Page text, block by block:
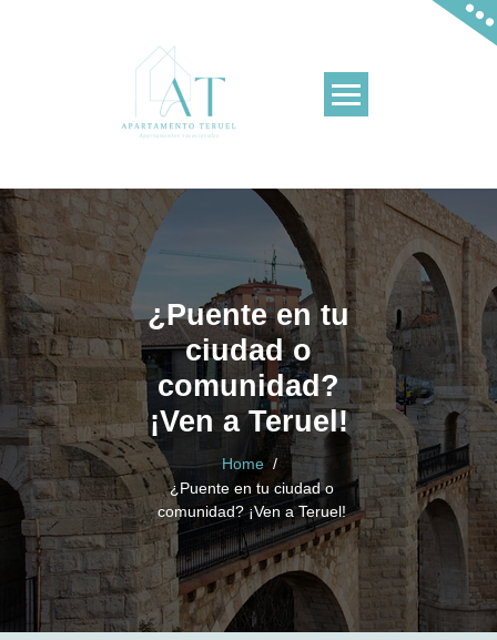
Apartamentos en Teruel y en La Puebla de
¿Puente en tu
ciudad o
comunidad?
¡Ven a Teruel!
Home/
¿Puente en tu ciudad o
comunidad? ¡Ven a Teruel!